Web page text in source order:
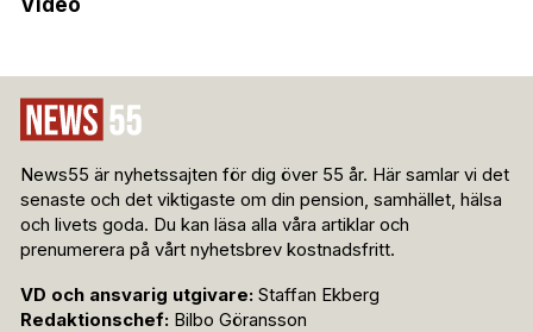
News55 är nyhetssajten för dig över 55 år. Här samlar vi det
senaste och det viktigaste om din pension, samhället, hälsa
och livets goda. Du kan läsa alla våra artiklar och
prenumerera på vårt nyhetsbrev kostnadsfritt.
VD och ansvarig utgivare: Staffan Ekberg
Redaktionschef: Bilbo Göransson